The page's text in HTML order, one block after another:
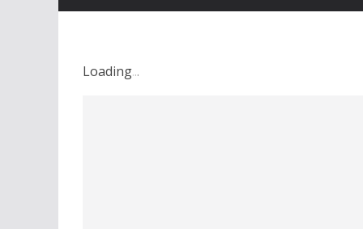
Loading...